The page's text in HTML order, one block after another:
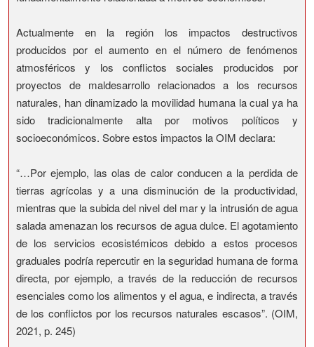
Actualmente en la región los impactos destructivos
producidos por el aumento en el número de fenómenos
atmosféricos y los conflictos sociales producidos por
proyectos de maldesarrollo relacionados a los recursos
naturales, han dinamizado la movilidad humana la cual ya ha
sido tradicionalmente alta por motivos políticos y
socioeconómicos. Sobre estos impactos la OIM declara:
“…Por ejemplo, las olas de calor conducen a la perdida de
tierras agrícolas y a una disminución de la productividad,
mientras que la subida del nivel del mar y la intrusión de agua
salada amenazan los recursos de agua dulce. El agotamiento
de los servicios ecosistémicos debido a estos procesos
graduales podría repercutir en la seguridad humana de forma
directa, por ejemplo, a través de la reducción de recursos
esenciales como los alimentos y el agua, e indirecta, a través
de los conflictos por los recursos naturales escasos”. (OIM,
2021, p. 245)